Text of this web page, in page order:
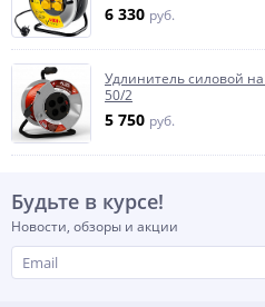
6 330 руб.
Удлинитель силовой
50/2
5 750 руб.
Будьте в курсе!
Новости, обзоры и акции